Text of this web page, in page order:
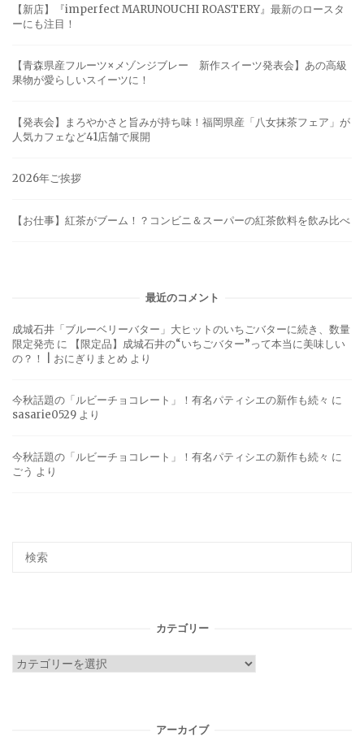
【新店】『imperfect MARUNOUCHI ROASTERY』最新のロースタ
ーにも注目！
【青森県産フルーツ×メゾンジブレー 新作スイーツ発表会】あの高級
果物が愛らしいスイーツに！
【発表会】まろやかさと旨みが持ち味！福岡県産「八女抹茶フェア」が
人気カフェなど41店舗で展開
2026年ご挨拶
【お仕事】紅茶がブーム！？コンビニ＆スーパーの紅茶飲料を飲み比べ
最近のコメント
成城石井「ブルーベリーバター」大ヒットのいちごバターに続き、数量
限定発売 に
【限定品】成城石井の“いちごバター”って本当に美味しい
の？！ | おにぎりまとめ より
今秋話題の「ルビーチョコレート」！有名パティシエの新作も続々 に
sasarie0529 より
今秋話題の「ルビーチョコレート」！有名パティシエの新作も続々 に
ごう より
カテゴリー
カ
アーカイブ